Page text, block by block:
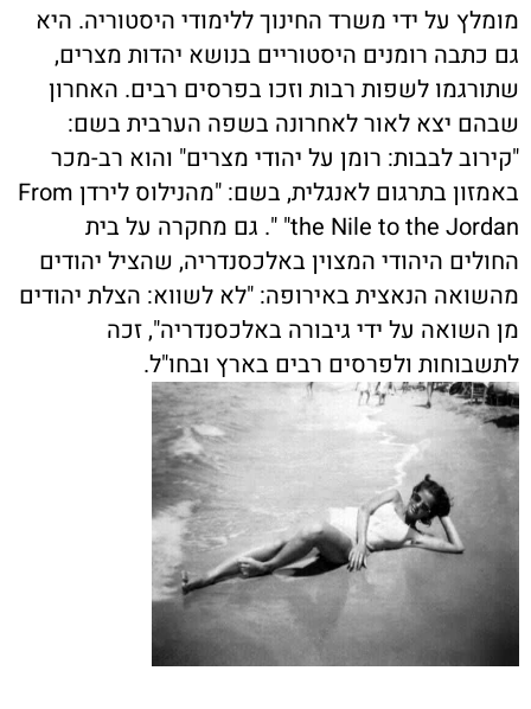
מומלץ על ידי משרד החינוך ללימודי היסטוריה. היא
גם כתבה רומנים היסטוריים בנושא יהדות מצרים,
שתורגמו לשפות רבות וזכו בפרסים רבים. האחרון
שבהם יצא לאור לאחרונה בשפה הערבית בשם:
"קירוב לבבות: רומן על יהודי מצרים" והוא רב-מכר
באמזון בתרגום לאנגלית, בשם: "מהנילוס לירדן From
the Nile to the Jordan" ". גם מחקרה על בית
החולים היהודי המצוין באלכסנדריה, שהציל יהודים
מהשואה הנאצית באירופה: "לא לשווא: הצלת יהודים
מן השואה על ידי גיבורה באלכסנדריה", זכה
לתשבוחות ולפרסים רבים בארץ ובחו"ל.